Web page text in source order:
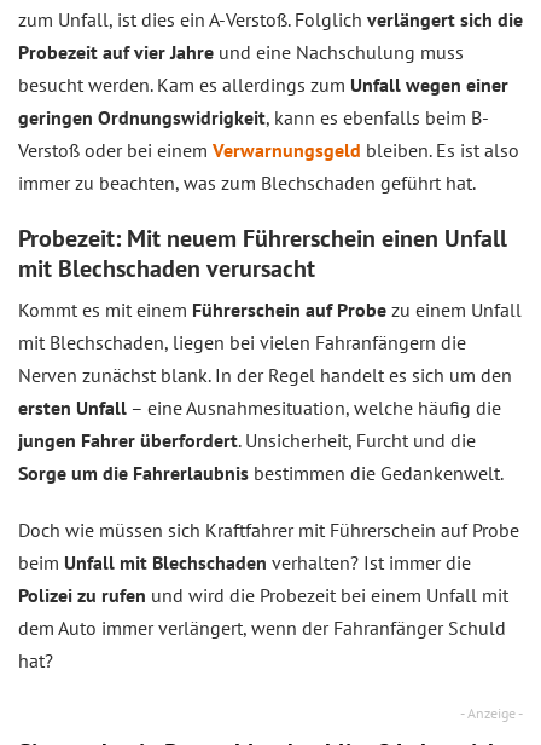
zum Unfall, ist dies ein A-Verstoß. Folglich verlängert sich die
Probezeit auf vier Jahre und eine Nachschulung muss
besucht werden. Kam es allerdings zum Unfall wegen einer
geringen Ordnungswidrigkeit, kann es ebenfalls beim B-
Verstoß oder bei einem Verwarnungsgeld bleiben. Es ist also
immer zu beachten, was zum Blechschaden geführt hat.
Probezeit: Mit neuem Führerschein einen Unfall
mit Blechschaden verursacht
Kommt es mit einem Führerschein auf Probe zu einem Unfall
mit Blechschaden, liegen bei vielen Fahranfängern die
Nerven zunächst blank. In der Regel handelt es sich um den
ersten Unfall – eine Ausnahmesituation, welche häufig die
jungen Fahrer überfordert. Unsicherheit, Furcht und die
Sorge um die Fahrerlaubnis bestimmen die Gedankenwelt.
Doch wie müssen sich Kraftfahrer mit Führerschein auf Probe
beim Unfall mit Blechschaden verhalten? Ist immer die
Polizei zu rufen und wird die Probezeit bei einem Unfall mit
dem Auto immer verlängert, wenn der Fahranfänger Schuld
hat?